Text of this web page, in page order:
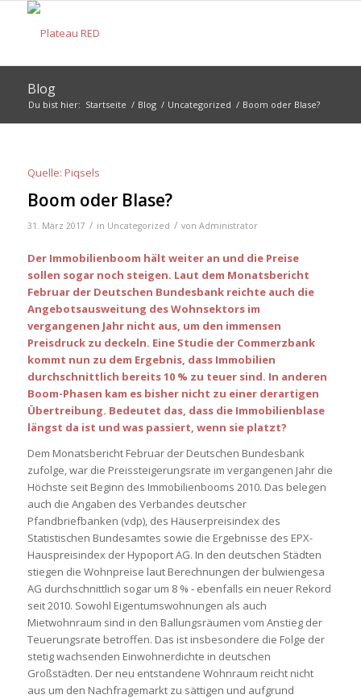
Blog
Du bist hier: Startseite / Blog / Uncategorized / Boom oder Blase?
Quelle: Piqsels
Boom oder Blase?
31. März 2017 / in Uncategorized / von Administrator
Der Immobilienboom hält weiter an und die Preise
sollen sogar noch steigen. Laut dem Monatsbericht
Februar der Deutschen Bundesbankreichte auch die
Angebotsausweitung des Wohnsektors im
vergangenen Jahr nicht aus, um den immensen
Preisdruck zu deckeln. Eine Studie der Commerzbank
kommt nun zu dem Ergebnis, dass Immobilien
durchschnittlich bereits 10 % zu teuer sind. In anderen
Boom-Phasen kam es bisher nicht zu einer derartigen
Übertreibung. Bedeutet das, dass die Immobilienblase
längst da ist und was passiert, wenn sie platzt?
Dem Monatsbericht Februar der Deutschen Bundesbank
zufolge, war die Preissteigerungsrate im vergangenen Jahr die
Höchste seit Beginn des Immobilienbooms 2010. Das belegen
auch die Angaben des Verbandes deutscher
Pfandbriefbanken (vdp), des Häuserpreisindex des
Statistischen Bundesamtes sowie die Ergebnisse des EPX-
Hauspreisindex der Hypoport AG. In den deutschen Städten
stiegen die Wohnpreise laut Berechnungen der bulwiengesa
AG durchschnittlich sogar um 8 % ‑ ebenfalls ein neuer Rekord
seit 2010. Sowohl Eigentumswohnungen als auch
Mietwohnraum sind in den Ballungsräumen vom Anstieg der
Teuerungsrate betroffen. Das ist insbesondere die Folge der
stetig wachsenden Einwohnerdichte in deutschen
Großstädten. Der neu entstandene Wohnraum reicht nicht
aus um den Nachfragemarkt zu sättigen und aufgrund